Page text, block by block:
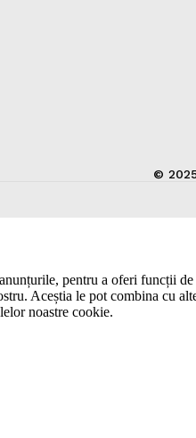
©
pentru a oferi funcții
Aceștia le pot combina cu
noastre cookie.